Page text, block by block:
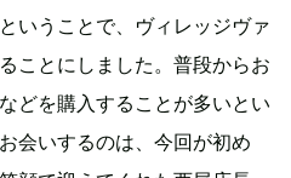
いうことで、ヴィレッジヴァ
ことにしました。普段からお
どを購入することが多いとい
会いするのは、今回が初め